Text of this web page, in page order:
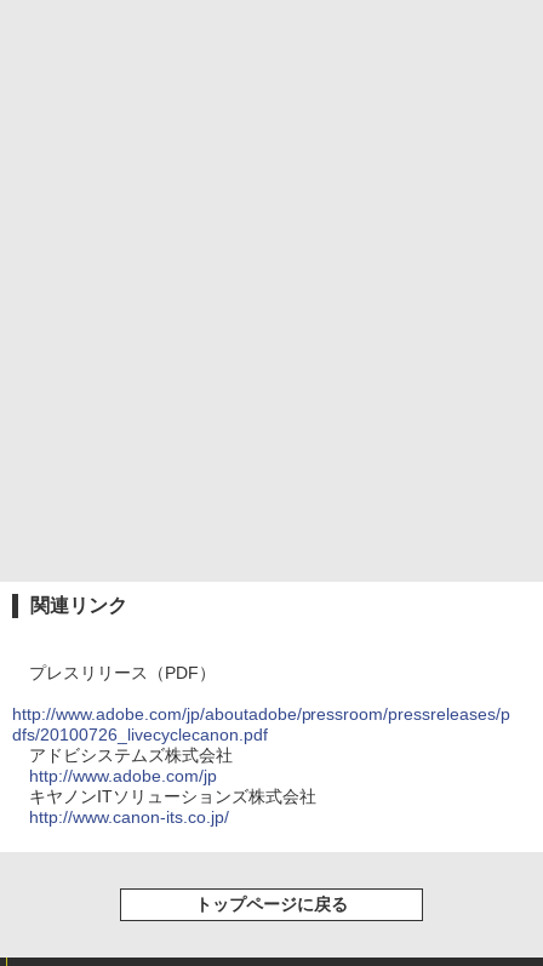
関連リンク
プレスリリース（PDF）
http://www.adobe.com/jp/aboutadobe/pressroom/pressreleases/p
dfs/20100726_livecyclecanon.pdf
アドビシステムズ株式会社
http://www.adobe.com/jp
キヤノンITソリューションズ株式会社
http://www.canon-its.co.jp/
トップページに戻る